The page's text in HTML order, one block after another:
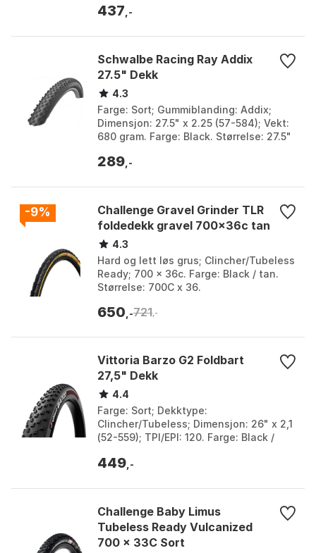
437 ,-
Schwalbe Racing Ray Addix
27.5" Dekk
4.3
Farge: Sort; Gummiblanding: Addix;
Dimensjon: 27.5" x 2.25 (57-584); Vekt:
680 gram. Farge: Black. Størrelse: 27.5"
289 ,-
-9%
Challenge Gravel Grinder TLR
foldedekk gravel 700x36c tan
4.3
Hard og lett løs grus; Clincher/Tubeless
Ready; 700 x 36c. Farge: Black / tan.
Størrelse: 700C x 36.
650 ,-721 ,-
Vittoria Barzo G2 Foldbart
27,5" Dekk
4.4
Farge: Sort; Dekktype:
Clincher/Tubeless; Dimensjon: 26" x 2,1
(52-559); TPI/EPI: 120. Farge: Black /
2.25, 27.5" x 2.1...
449 ,-
Challenge Baby Limus
Tubeless Ready Vulcanized
700 x 33C Sort